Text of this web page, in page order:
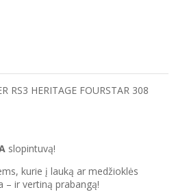
RS3 HERITAGE FOURSTAR 308
slopintuvą!
kurie į lauką ar medžioklės
– ir vertiną prabangą!